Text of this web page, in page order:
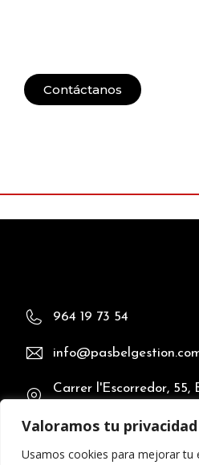
Valoramos tu privacidad
Usamos cookies para mejorar tu
Contáctanos
964 19 73 54
Carrer l'Escorredor, 55,